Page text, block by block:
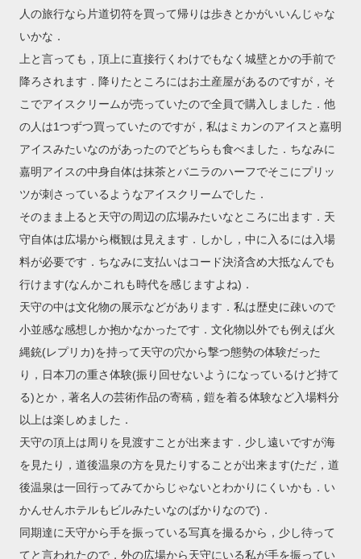
人の旅行なら片道切符を買って帰りは歩きとかがいいんじゃな
いかな．
上と言っても，頂上に直接行くわけでもなく城壁とかの手前で
降ろされます．降りたところにはお土産屋があるのですが，そ
こでアイスクリームが売っていたので全員で購入しました．他
の人は1つずつ買っていたのですが，私はミカンのアイスと嘉明
アイスみたいなのがあったのでどちらも食べました．ちなみに
嘉明アイスの中身自体は抹茶とバニラのハーフでそこにプリッ
ツが刺さっているようなアイスクリームでした．
そのまま上ると天守の周辺の広場みたいなところに出ます．天
守自体は広場から概観は見えます．しかし，中に入るには入場
料が必要です．ちなみに支払いはコード決済含め大抵なんでも
行けます(なんかこれも時代を感じますよね)．
天守の中は文化物の展示などがあります．私は歴史に疎いので
小並感な感想しか抱かなかったです．文化物以外でも例えば火
縄銃(レプリカ)を持って天守の穴から撃つ態勢の体験だった
り，日本刀の重さ体験(振り回せないようになっているけど持て
る)とか，著名人の芸術作品の寄稿，鎧を着る体験など入場料分
以上は楽しめました．
天守の頂上は周りを見渡すことが出来ます．少し遠いですが海
を見たり，道後温泉の方を見たりすることが出来ます(ただ，道
後温泉は一回行ってみてからじゃないとわかりにくいかも．い
かんせんホテルもビルみたいなのばかりなので)．
同期達に天守から手を振っている写真を撮るから，少し待って
てと言われたので，外の広場から天守にいる私が手を振ってい